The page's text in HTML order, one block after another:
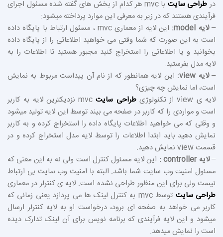
درطراحی سایت
با mvc هر کدام از بخش های گفته شده مسئول اجرای
فرآیندی هستند که در زیر به معرفی این موارد پرداخته میشود:
–لایه model:
این لایه از معماری mvc ، مسئول ارتباط با پایگاه داده
است به این صورت که شما وقتی می خواهید اطلاعاتی را از پایگاه داده
بخوانید و یا اطلاعاتی را استخراج کنید مجبور هستید تا اطلاعات را به
لایه مدل بفرستید.
–لایه view:
این لایه همانطور که از نام آن پیداست مربوط به نمایش
است، اما نمایش چه چیزی؟
لایه ی view از تکنولوژی
طراحی سایت
mvc نزدیکترین لایه به کاربر
است و مواردی را که کاربر در صفحه می بیند توسط این لایه تولید میشود
و وقتی که می خواهید اطلاعات پایگاه داده را استخراج کرده و به کاربر
نمایش دهید باید ابتدا اطلاعات را توسط لایه مدل استخراج کرده و در
قسمت view نمایش دهید.
–لایه controller :
این لایه مسئول کنترل است ولی نه به این معنی که
مسئول امنیت وب سایت شما باشد. البته با امنیت وب سایت بی ارتباط
نیست ولی برای این منظور طراحی نشده است. لایه ی کنترلر در معماری
طراحی سایت
توسط mvc به کنترل لینک ها می پردازد یعنی زمانی که
کاربر می خواهد به صفحه ای برود، درخواست او به لایه کنترلر ارسال
میشود و این لایه فرآیندی که برنامه نویس برای آن لینک تدارک دیده
است را نمایش میدهد.